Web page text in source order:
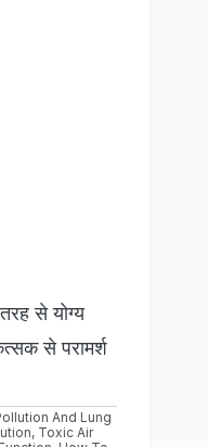
से योग्य
से परामर्श
And Lung
, Toxic Air